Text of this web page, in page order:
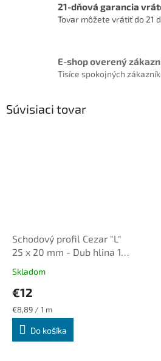
21-dňová garancia
Tovar môžete vrátiť do 21
E-shop overený
Tisíce spokojných
Súvisiaci tovar
Schodový profil Cezar "L"
25 x 20 mm - Dub hlina 14,
Skladom
€12
Jednotková
cena:
€8,89 / 1 m
Do košíka